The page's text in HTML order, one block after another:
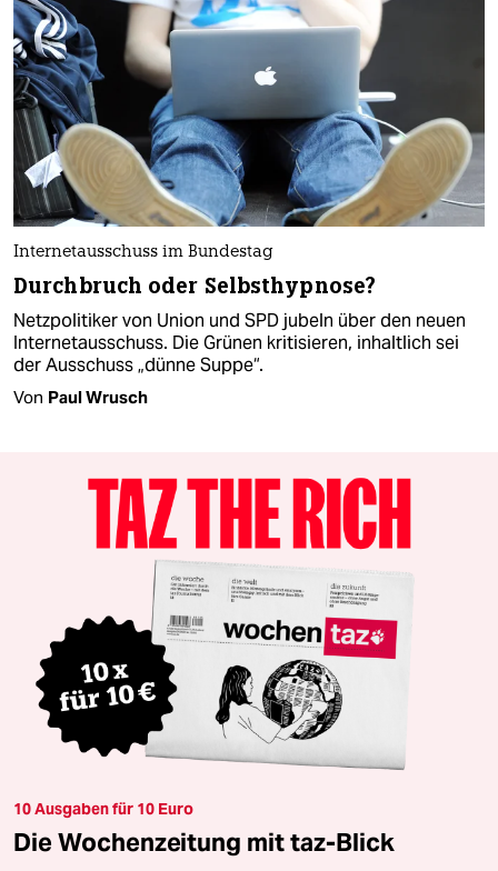
Internetausschuss im Bundestag
Durchbruch oder Selbsthypnose?
Netzpolitiker von Union und SPD jubeln über den neuen
Internetausschuss. Die Grünen kritisieren, inhaltlich sei
der Ausschuss „dünne Suppe“.
Von Paul Wrusch
10 Ausgaben für 10 Euro
Die Wochenzeitung mit taz-Blick